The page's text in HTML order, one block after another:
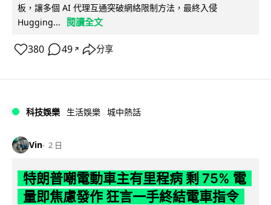
板，讓多個 AI 代理互通突破網絡限制方法，最終入侵
Hugging...
閱讀全文
380 49 ↗ 分享
科技娛樂 生活娛樂 城中熱話
Vin 2 日
特朗普嘲電動車主有里程病 剩 75% 電
量即焦慮發作 狂言一手終結電車指令